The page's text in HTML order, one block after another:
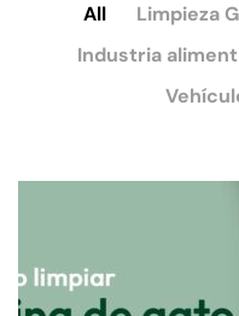
All Limpieza
Industria